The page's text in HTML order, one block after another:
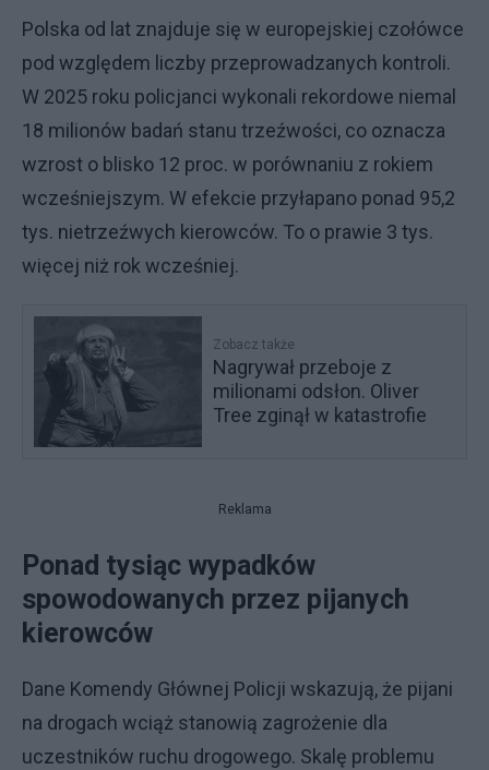
Polska od lat znajduje się w europejskiej czołówce
pod względem liczby przeprowadzanych kontroli.
W 2025 roku policjanci wykonali rekordowe niemal
18 milionów badań stanu trzeźwości, co oznacza
wzrost o blisko 12 proc. w porównaniu z rokiem
wcześniejszym. W efekcie przyłapano ponad 95,2
tys. nietrzeźwych kierowców. To o prawie 3 tys.
więcej niż rok wcześniej.
Zobacz także
Nagrywał przeboje z
milionami odsłon. Oliver
Tree zginął w katastrofie
Reklama
Ponad tysiąc wypadków
spowodowanych przez pijanych
kierowców
Dane Komendy Głównej Policji wskazują, że pijani
na drogach wciąż stanowią zagrożenie dla
uczestników ruchu drogowego. Skalę problemu